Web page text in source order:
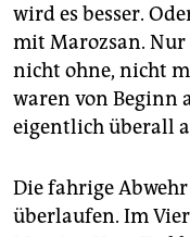
wird es besser.
mit Marozsan. Nur
nicht ohne, nicht
waren von Beginn
eigentlich überall
Die fahrige
überlaufen. Im